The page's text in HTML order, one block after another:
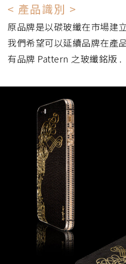
< 產品識別 >
原品牌是以碳玻纖在市場建
我們希望可以延續品牌在產
有品牌 Pattern 之玻纖銘版 .